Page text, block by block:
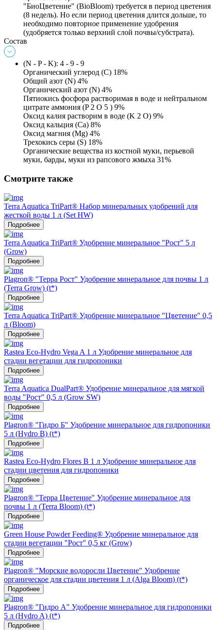
"БиоЦветение" (BioBloom) требуется в период цветения
(8 недель). Но если период цветения длится дольше, то
необходимо повторное применение удобрения
(удобряется только верхний слой почвы/субстрата).
Состав
(N - P - K): 4 - 9 - 9
Органический углерод (C) 18%
Общий азот (N) 4%
Органический азот (N) 4%
Пятиокись фосфора растворимая в воде и нейтральном
цитрате аммония (P 2 O 5 ) 9%
Оксид калия растворим в воде (K 2 O) 9%
Оксид кальция (Ca) 8%
Оксид магния (Mg) 4%
Трехокись серы (S) 18%
Органические вещества из костной муки, перьевой
муки, барды, муки из рапсового жмыха 31%
Смотрите также
Terra Aquatica TriPart® Набор минеральных удобрений для
жесткой воды 1 л (Set HW)
Подробнее
Terra Aquatica TriPart® Удобрение минеральное "Рост" 5 л
(Grow)
Подробнее
Plagron® "Терра Рост" Удобрение минеральное для почвы 1 л
(Terra Grow) (t*)
Подробнее
Terra Aquatica TriPart® Удобрение минеральное "Цветение" 0,5
л (Bloom)
Подробнее
Rastea Eco-Hydro Vega A 1 л Удобрение минеральное для
стадии вегетации для гидропоники
Подробнее
Terra Aquatica DualPart® Удобрение минеральное для мягкой
воды "Рост" 0,5 л (Grow SW)
Подробнее
Plagron® "Гидро Б" Удобрение минеральное для гидропоники
5 л (Hydro B) (t*)
Подробнее
Rastea Eco-Hydro Flores B 1 л Удобрение минеральное для
стадии цветения для гидропоники
Подробнее
Plagron® "Терра Цветение" Удобрение минеральное для
почвы 1 л (Terra Bloom) (t*)
Подробнее
Green House Powder Feeding® Удобрение минеральное для
стадии вегетации "Рост" 0,5 кг (Grow)
Подробнее
Plagron® "Морские водоросли Цветение" Удобрение
органическое для стадии цветения 1 л (Alga Bloom) (t*)
Подробнее
Plagron® "Гидро А" Удобрение минеральное для гидропоники
5 л (Hydro A) (t*)
Подробнее